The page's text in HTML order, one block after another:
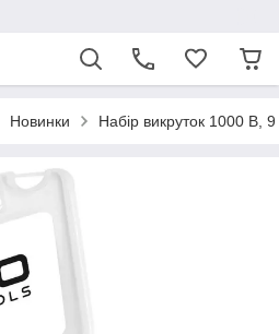
Новинки Набір викруток 1000 В,